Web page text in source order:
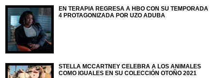
EN TERAPIA REGRESA A HBO CON SU TEMPORADA
4 PROTAGONIZADA POR UZO ADUBA
STELLA MCCARTNEY CELEBRA A LOS ANIMALES
COMO IGUALES EN SU COLECCIÓN OTOÑO 2021